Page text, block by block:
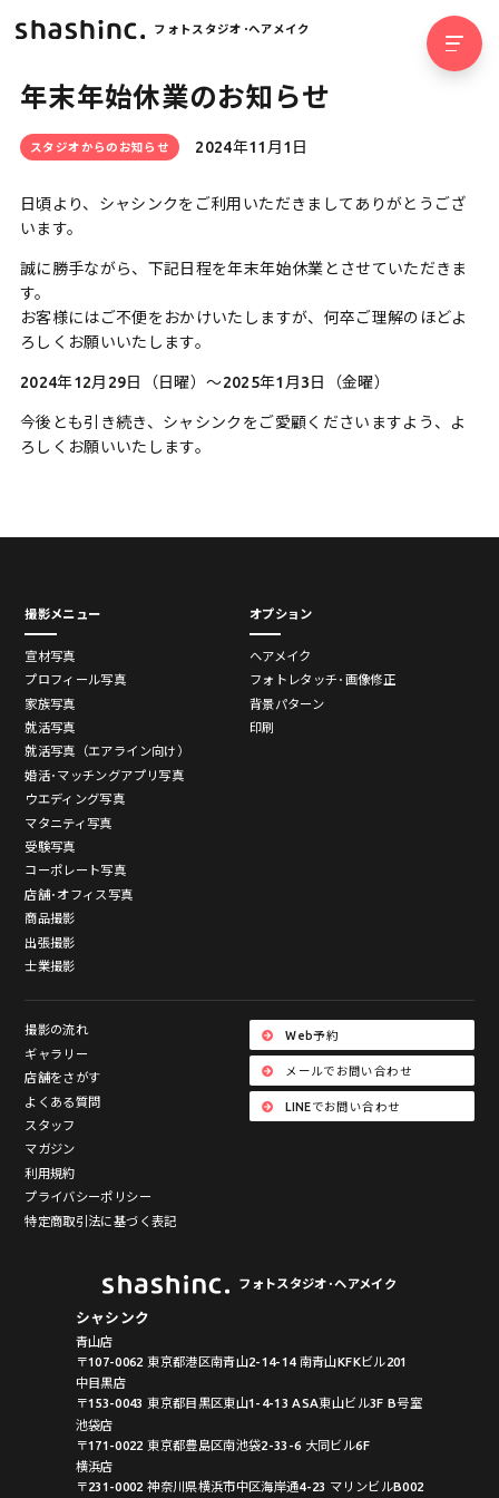
フォトスタジオ･ヘアメイク
年末年始休業のお知らせ
スタジオからのお知らせ 2024年11月1日
日頃より、シャシンクをご利用いただきましてありがとうござ
います。
誠に勝手ながら、下記日程を年末年始休業とさせていただきま
す。
お客様にはご不便をおかけいたしますが、何卒ご理解のほどよ
ろしくお願いいたします。
2024年12月29日（日曜）〜2025年1月3日（金曜）
今後とも引き続き、シャシンクをご愛顧くださいますよう、よ
ろしくお願いいたします。
撮影メニュー
宣材写真
プロフィール写真
家族写真
就活写真
就活写真（エアライン向け）
婚活･マッチングアプリ写真
ウエディング写真
マタニティ写真
受験写真
コーポレート写真
店舗･オフィス写真
商品撮影
出張撮影
士業撮影
オプション
ヘアメイク
フォトレタッチ･画像修正
背景パターン
印刷
撮影の流れ
ギャラリー
店舗をさがす
よくある質問
スタッフ
マガジン
利用規約
プライバシーポリシー
特定商取引法に基づく表記
Web予約
メールでお問い合わせ
LINEでお問い合わせ
フォトスタジオ･ヘアメイク
シャシンク
青山店
〒107-0062 東京都港区南青山2-14-14 南青山KFKビル201
中目黒店
〒153-0043 東京都目黒区東山1-4-13 ASA東山ビル3F B号室
池袋店
〒171-0022 東京都豊島区南池袋2-33-6 大同ビル6F
横浜店
〒231-0002 神奈川県横浜市中区海岸通4-23 マリンビルB002